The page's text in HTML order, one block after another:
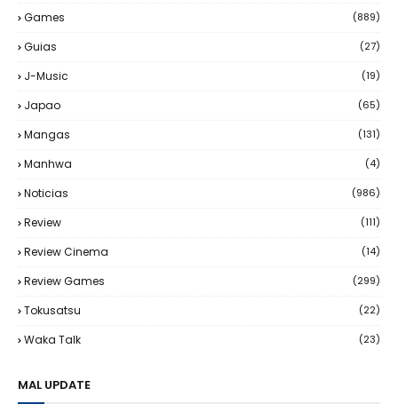
Games (889)
Guias (27)
J-Music (19)
Japao (65)
Mangas (131)
Manhwa (4)
Noticias (986)
Review (111)
Review Cinema (14)
Review Games (299)
Tokusatsu (22)
Waka Talk (23)
MAL UPDATE